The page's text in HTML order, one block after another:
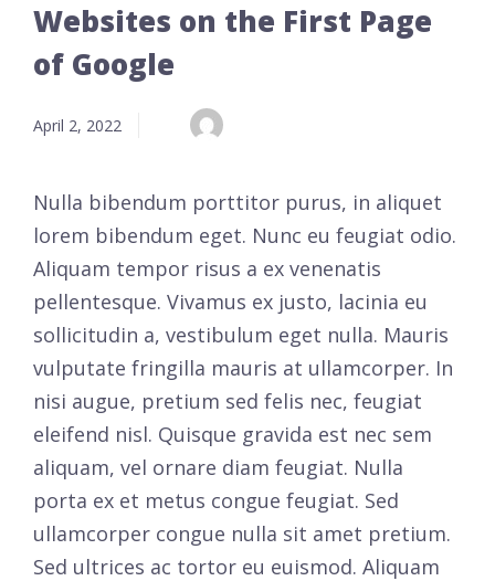
Websites on the First Page
of Google
April 2, 2022
Nulla bibendum porttitor purus, in aliquet
lorem bibendum eget. Nunc eu feugiat odio.
Aliquam tempor risus a ex venenatis
pellentesque. Vivamus ex justo, lacinia eu
sollicitudin a, vestibulum eget nulla. Mauris
vulputate fringilla mauris at ullamcorper. In
nisi augue, pretium sed felis nec, feugiat
eleifend nisl. Quisque gravida est nec sem
aliquam, vel ornare diam feugiat. Nulla
porta ex et metus congue feugiat. Sed
ullamcorper congue nulla sit amet pretium.
Sed ultrices ac tortor eu euismod. Aliquam